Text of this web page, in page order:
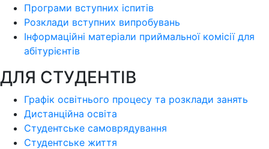
Програми вступних іспитів
Розклади вступних випробувань
Інформаційні матеріали приймальної комісії для
абітурієнтів
ДЛЯ СТУДЕНТІВ
Графік освітнього процесу та розклади занять
Дистанційна освіта
Студентське самоврядування
Студентське життя